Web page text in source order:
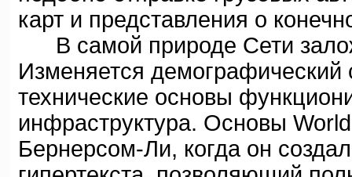
карт и представления о
В самой природе Сети
Изменяется демографический
технические основы
инфраструктура. Основы
Бернерсом-Ли, когда он